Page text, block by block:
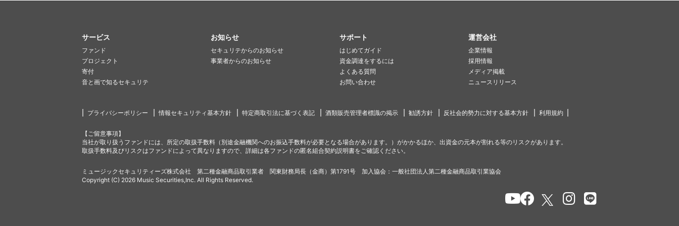
サービス
ファンド
プロジェクト
寄付
音と画で知るセキュリテ
お知らせ
セキュリテからのお知らせ
事業者からのお知らせ
サポート
はじめてガイド
資金調達をするには
よくある質問
お問い合わせ
運営会社
企業情報
採用情報
メディア掲載
ニュースリリース
プライバシーポリシー 情報セキュリティ基本方針 特定商取引法に基づく表記 酒類販売管理者標識の掲示 勧誘方針 反社会的勢力に対する基本方針 利用規約
【ご留意事項】
当社が取り扱うファンドには、所定の取扱手数料（別途金融機関へのお振込手数料が必要となる場合があります。）がかかるほか、出資金の元本が割れる等のリスクがあります。
取扱手数料及びリスクはファンドによって異なりますので、詳細は各ファンドの匿名組合契約説明書をご確認ください。
ミュージックセキュリティーズ株式会社 第二種金融商品取引業者 関東財務局長（金商）第1791号 加入協会：一般社団法人第二種金融商品取引業協会
Copyright (C) 2026 Music Securities,Inc. All Rights Reserved.